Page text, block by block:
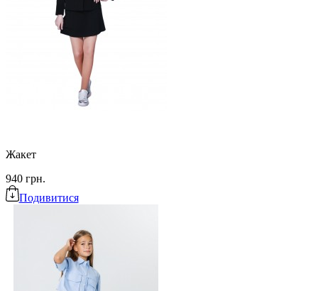
Жакет
940 грн.
Подивитися